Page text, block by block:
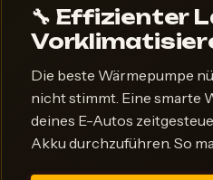
🔧 Effizienter
Die beste Wärmepumpe
nicht stimmt. Eine smarte
deines E-Autos
Akku durchzuführen. So